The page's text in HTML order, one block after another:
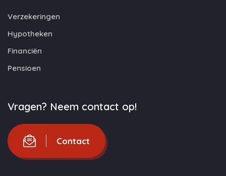
Verzekeringen
Hypotheken
Financiën
Pensioen
Vragen? Neem contact op!
Contact